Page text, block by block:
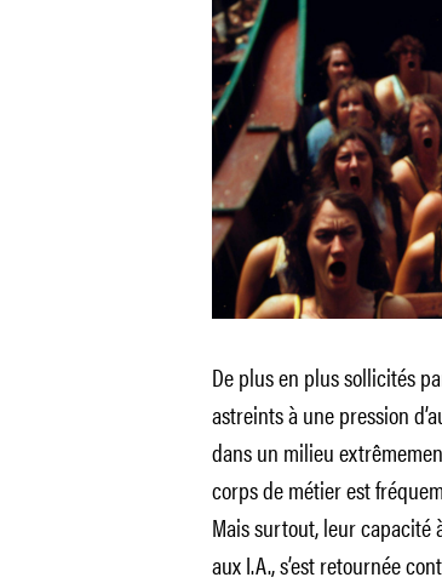
De plus en plus sollicités
astreints à une pression
dans un milieu
corps de métier est
Mais surtout, leur capacité
aux I.A., s’est retournée